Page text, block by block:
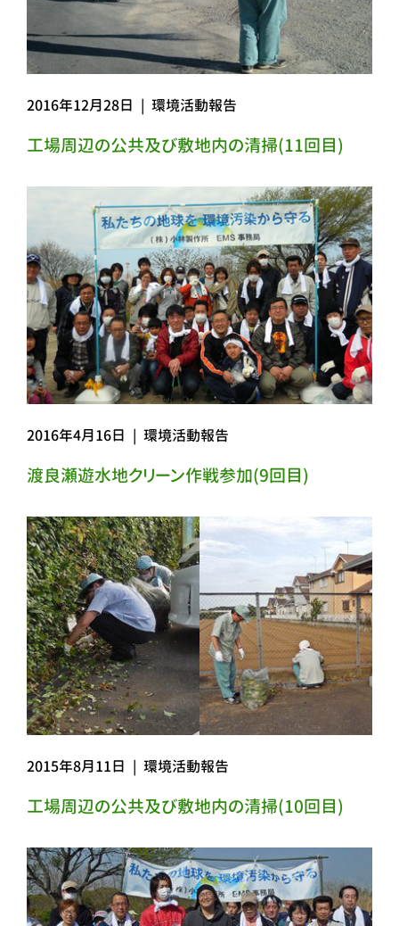
2016年12月28日 | 環境活動報告
工場周辺の公共及び敷地内の清掃(11回目)
2016年4月16日 | 環境活動報告
渡良瀬遊水地クリーン作戦参加(9回目)
2015年8月11日 | 環境活動報告
工場周辺の公共及び敷地内の清掃(10回目)